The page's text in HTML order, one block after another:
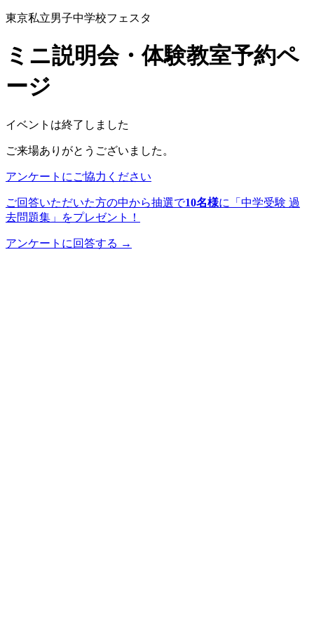
東京私立男子中学校フェスタ
ミニ説明会・体験教室予約ペ
ージ
イベントは終了しました
ご来場ありがとうございました。
アンケートにご協力ください
ご回答いただいた方の中から抽選で10名様に「中学受験 過
去問題集」をプレゼント！
アンケートに回答する →